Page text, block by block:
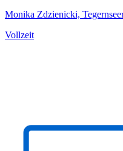
Monika Zdzienicki,
Vollzeit